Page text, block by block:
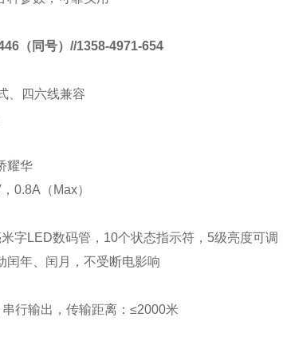
（同号）//1358-4971-654
、四六线兼容
耀华
， 0.8A （ Max）
字LED数码管， 10个状态指示符， 5级亮度可调
闰年、闰月，不受断电影响
行输出，传输距离： ≤2000米